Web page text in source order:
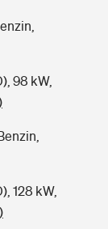
98 kW,
128 kW,